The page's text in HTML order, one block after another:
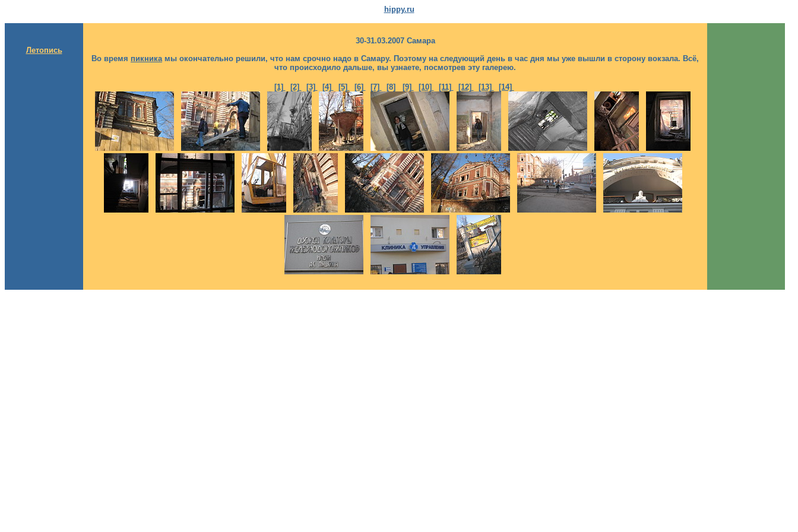
hippy.ru
Летопись
30-31.03.2007 Самара
Во время пикникамы окончательно решили, что нам срочно надо в Самару. Поэтому на следующий день в час дня мы уже вышли в сторону вокзала. Всё,
что происходило дальше, вы узнаете, посмотрев эту галерею.
[1] [2] [3] [4] [5] [6] [7] [8] [9] [10] [11] [12] [13] [14]